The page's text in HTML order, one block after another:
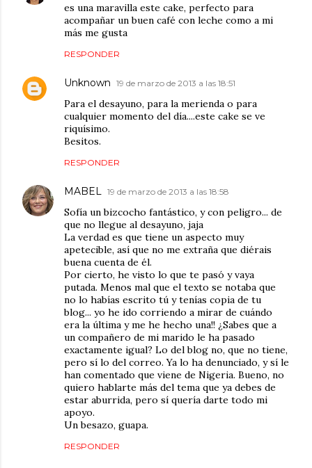
es una maravilla este cake, perfecto para
acompañar un buen café con leche como a mi
más me gusta
RESPONDER
Unknown 19 de marzo de 2013 a las 18:51
Para el desayuno, para la merienda o para
cualquier momento del día....este cake se ve
riquísimo.
Besitos.
RESPONDER
MABEL 19 de marzo de 2013 a las 18:58
Sofía un bizcocho fantástico, y con peligro... de
que no llegue al desayuno, jaja
La verdad es que tiene un aspecto muy
apetecible, así que no me extraña que diérais
buena cuenta de él.
Por cierto, he visto lo que te pasó y vaya
putada. Menos mal que el texto se notaba que
no lo habías escrito tú y tenías copia de tu
blog... yo he ido corriendo a mirar de cuándo
era la última y me he hecho una!! ¿Sabes que a
un compañero de mi marido le ha pasado
exactamente igual? Lo del blog no, que no tiene,
pero sí lo del correo. Ya lo ha denunciado, y sí le
han comentado que viene de Nigeria. Bueno, no
quiero hablarte más del tema que ya debes de
estar aburrida, pero sí quería darte todo mi
apoyo.
Un besazo, guapa.
RESPONDER